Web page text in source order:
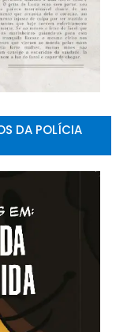
DA POLÍCIA